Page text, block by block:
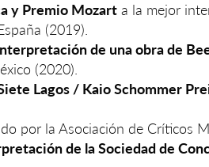
y Premio Mozart a la mejor
(2019).
de una obra de
(2020).
Lagos / Kaio Schommer
por la Asociación de Críticos
de la Sociedad de